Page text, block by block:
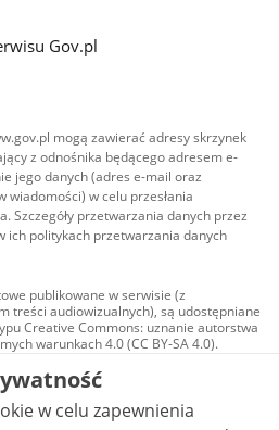
Gov.pl
mogą zawierać adresy skrzynek
z odnośnika będącego adresem e-
jego danych (adres e-mail oraz
wiadomości) w celu przesłania
Szczegóły przetwarzania danych przez
ich politykach przetwarzania danych
publikowane w serwisie (z
treści audiowizualnych), są udostępniane
Creative Commons: uznanie autorstwa
warunkach 4.0 (CC BY-SA 4.0).
w tym zdjęcia, materiały
są udostępniane na licencji typu
uznanie autorstwa użycie
- bez utworów zależnych 4.0 (CC BY-
o ile nie jest to stwierdzone inaczej.
w celu zapewnienia